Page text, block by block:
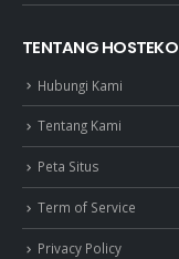
TENTANG HOSTEKO
Hubungi Kami
Tentang Kami
Peta Situs
Term of Service
Privacy Policy